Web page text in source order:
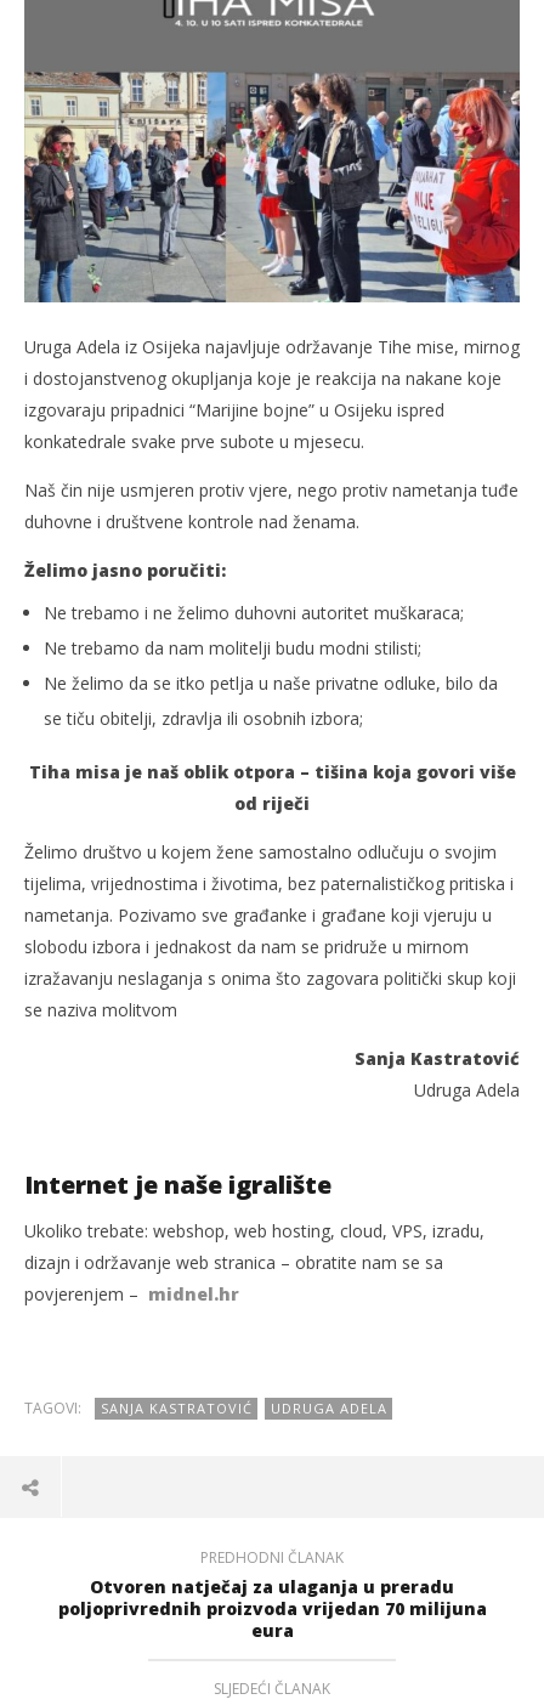
TRENUTNO OTVORENO
Tiha misa je naš oblik otpora – tišina koja
govori više od riječi
02.10.2025.
Uruga Adela iz Osijeka najavljuje održavanje Tihe mise, mirnog
i dostojanstvenog okupljanja koje je reakcija na nakane koje
izgovaraju pripadnici “Marijine bojne” u Osijeku ispred
konkatedrale svake prve subote u mjesecu.
Naš čin nije usmjeren protiv vjere, nego protiv nametanja tuđe
duhovne i društvene kontrole nad ženama.
Želimo jasno poručiti:
Ne trebamo i ne želimo duhovni autoritet muškaraca;
Ne trebamo da nam molitelji budu modni stilisti;
Ne želimo da se itko petlja u naše privatne odluke, bilo da
se tiču obitelji, zdravlja ili osobnih izbora;
Tiha misa je naš oblik otpora – tišina koja govori više
od riječi
Želimo društvo u kojem žene samostalno odlučuju o svojim
tijelima, vrijednostima i životima, bez paternalističkog pritiska i
nametanja. Pozivamo sve građanke i građane koji vjeruju u
slobodu izbora i jednakost da nam se pridruže u mirnom
izražavanju neslaganja s onima što zagovara politički skup koji
se naziva molitvom
Sanja Kastratović
Udruga Adela
Internet je naše igralište
Ukoliko trebate: webshop, web hosting, cloud, VPS, izradu,
dizajn i održavanje web stranica – obratite nam se sa
povjerenjem – midnel.hr
TAGOVI: SANJA KASTRATOVIĆ UDRUGA ADELA
PREDHODNI ČLANAK
Otvoren natječaj za ulaganja u preradu
poljoprivrednih proizvoda vrijedan 70 milijuna
eura
SLJEDEĆI ČLANAK